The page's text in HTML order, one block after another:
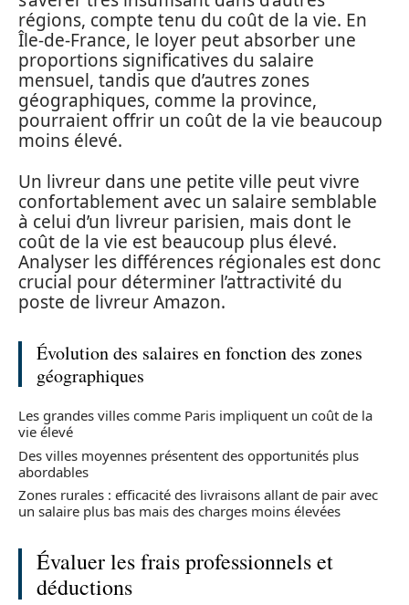
régions, compte tenu du coût de la vie. En
Île-de-France, le loyer peut absorber une
proportions significatives du salaire
mensuel, tandis que d’autres zones
géographiques, comme la province,
pourraient offrir un coût de la vie beaucoup
moins élevé.
Un livreur dans une petite ville peut vivre
confortablement avec un salaire semblable
à celui d’un livreur parisien, mais dont le
coût de la vie est beaucoup plus élevé.
Analyser les différences régionales est donc
crucial pour déterminer l’attractivité du
poste de livreur Amazon.
Évolution des salaires en fonction des zones
géographiques
Les grandes villes comme Paris impliquent un coût de la
vie élevé
Des villes moyennes présentent des opportunités plus
abordables
Zones rurales : efficacité des livraisons allant de pair avec
un salaire plus bas mais des charges moins élevées
Évaluer les frais professionnels et
déductions